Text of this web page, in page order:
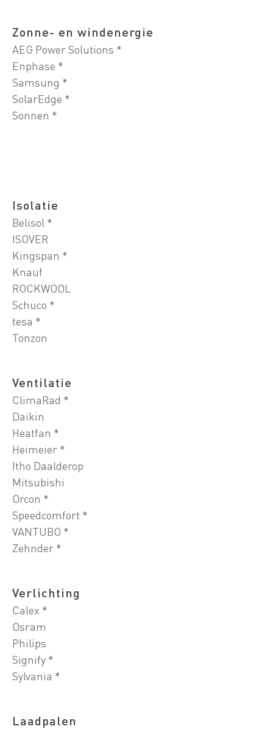
Zonne- en windenergie
AEG Power Solutions *
Enphase *
Samsung *
SolarEdge *
Sonnen *
Isolatie
Belisol *
ISOVER
Kingspan *
Knauf
ROCKWOOL
Schuco *
tesa *
Tonzon
Ventilatie
ClimaRad *
Daikin
Heatfan *
Heimeier *
Itho Daalderop
Mitsubishi
Orcon *
Speedcomfort *
VANTUBO *
Zehnder *
Verlichting
Calex *
Osram
Philips
Signify *
Sylvania *
Laadpalen